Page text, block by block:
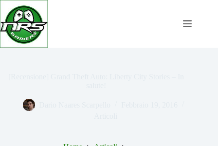
Salta
contenuto